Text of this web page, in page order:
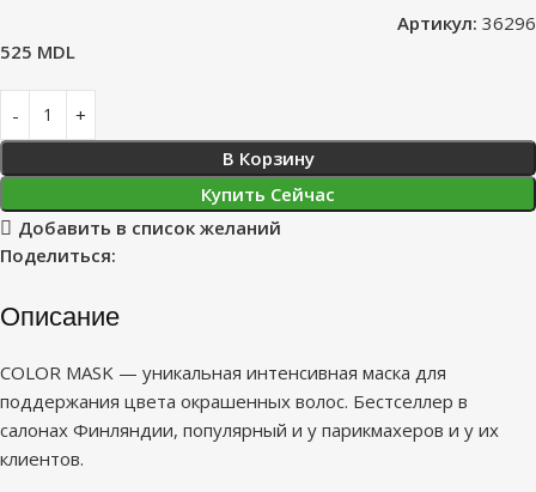
Артикул: 36296
525 MDL
В Корзину
Купить Сейчас
Добавить в список желаний
Поделиться:
Описание
COLOR MASK — уникальная интенсивная маска для
поддержания цвета окрашенных волос. Бестселлер в
салонах Финляндии, популярный и у парикмахеров и у их
клиентов.